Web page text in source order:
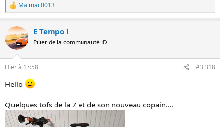
L
e
r
é
a
t
i
n
:
Matmac0013
E Tempo !
Pilier de la communauté :D
Hier à 17:58 #3 318
Hello
Quelques tofs de la Z et de son nouveau copain....